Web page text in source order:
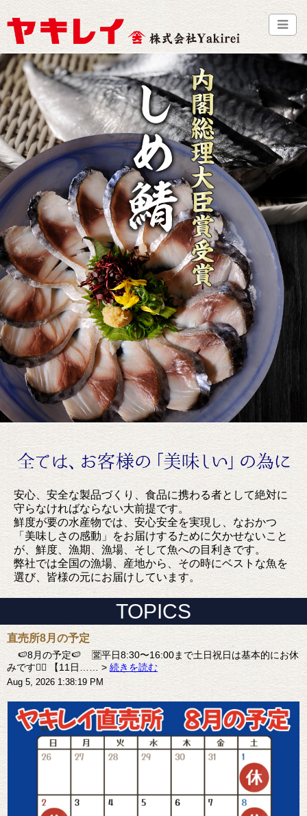
安心、安全な製品づくり、食品に携わる者として絶対に
守らなければならない大前提です。
鮮度が要の水産物では、安心安全を実現し、なおかつ
「美味しさの感動」をお届けするために欠かせないこと
が、鮮度、漁期、漁場、そして魚への目利きです。
弊社では全国の漁場、産地から、その時にベストな魚を
選び、皆様の元にお届けしています。
TOPICS
直売所8月の予定
🍉8月の予定🍉 🈺平日8:30〜16:00まで土日祝日は基本的にお休
みです🙇‍♀️ 【11日…… > 続きを読む
Aug 5, 2026 1:38:19 PM